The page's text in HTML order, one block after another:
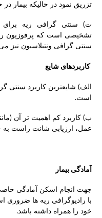
تزریق نمود در حالیکه بیمار در
ت) سنتی گرافی ریه برای
تشخیصی است که پرفوزیون
سنتی گرافی ونتیلاسیون نیز
کاربردهای شایع
الف) شایعترین کاربرد سنتی
است.
ب) کاربرد کم اهمیت تر آن
عمل، ارزیابی شانت راست
آمادگی بیمار
جهت انجام اسکن آمادگی
با رادیوگرافی ریه ها ضروری
خود را همراه داشته باشد.